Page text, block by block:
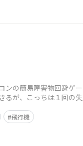
ンの簡易障害物回避ゲ
が、こっちは１回の
飛行機